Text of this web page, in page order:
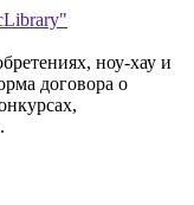
ноу-хау и
договора о